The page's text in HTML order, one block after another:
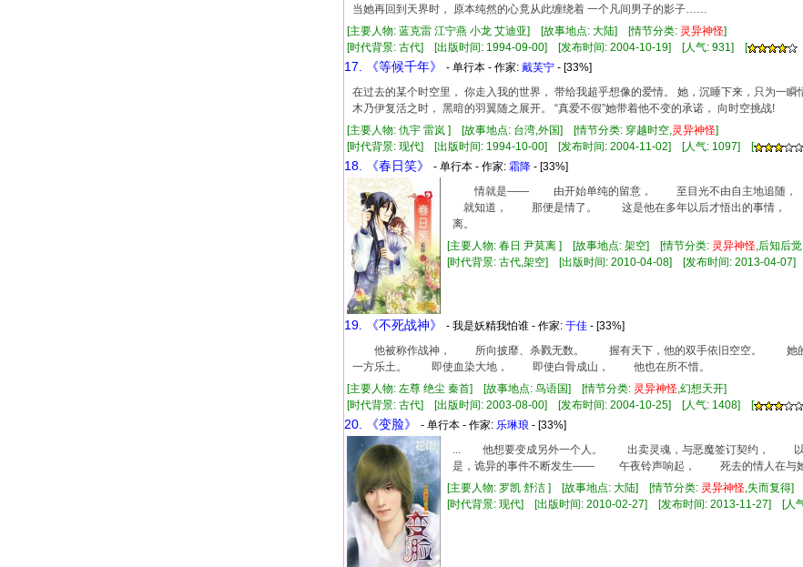
当她再回到天界时， 原本纯然的心竟从此缠绕着 一个凡间男子的影子……
[主要人物: 蓝克雷 江宁燕 小龙 艾迪亚] [故事地点: 大陆] [情节分类: 灵异神怪]
[时代背景: 古代] [出版时间: 1994-09-00] [发布时间: 2004-10-19] [人气: 931] [
17. 《等候千年》 - 单行本 - 作家: 戴芙宁 - [33%]
在过去的某个时空里， 你走入我的世界， 带给我超乎想像的爱情。 她，沉睡下来，只为一
木乃伊复活之时， 黑暗的羽翼随之展开。 “真爱不假”她带着他不变的承诺， 向时空挑战!
[主要人物: 仇宇 雷岚 ] [故事地点: 台湾,外国] [情节分类: 穿越时空,灵异神怪]
[时代背景: 现代] [出版时间: 1994-10-00] [发布时间: 2004-11-02] [人气: 1097] [
18. 《春日笑》 - 单行本 - 作家: 霜降 - [33%]
情就是—— 由开始单纯的留意， 至目光不由自主地追随，
就知道， 那便是情了。 这是他在多年以后才悟出的事情，
离。
[主要人物: 春日 尹莫离 ] [故事地点: 架空] [情节分类: 灵异神怪,后知后
[时代背景: 古代,架空] [出版时间: 2010-04-08] [发布时间: 2013-04-
19. 《不死战神》 - 我是妖精我怕谁 - 作家: 于佳 - [33%]
他被称作战神， 所向披靡、杀戮无数。 握有天下，他的双手依旧空空。 她的
一方乐土。 即使血染大地， 即使白骨成山， 他也在所不惜。
[主要人物: 左尊 绝尘 秦首] [故事地点: 鸟语国] [情节分类: 灵异神怪,幻想天开]
[时代背景: 古代] [出版时间: 2003-08-00] [发布时间: 2004-10-25] [人气: 1408] [
20. 《变脸》 - 单行本 - 作家: 乐琳琅 - [33%]
... 他想要变成另外一个人。 出卖灵魂，与恶魔签订契约，
是，诡异的事件不断发生—— 午夜铃声响起， 死去的情人在与
[主要人物: 罗凯 舒洁 ] [故事地点: 大陆] [情节分类: 灵异神怪,失而复得]
[时代背景: 现代] [出版时间: 2010-02-27] [发布时间: 2013-11-27] [人